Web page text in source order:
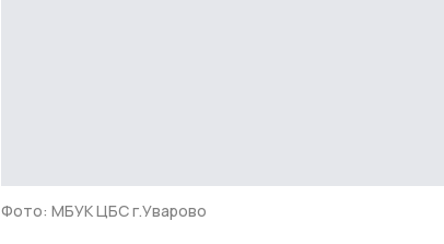
Фото: МБУК ЦБС г.Уварово